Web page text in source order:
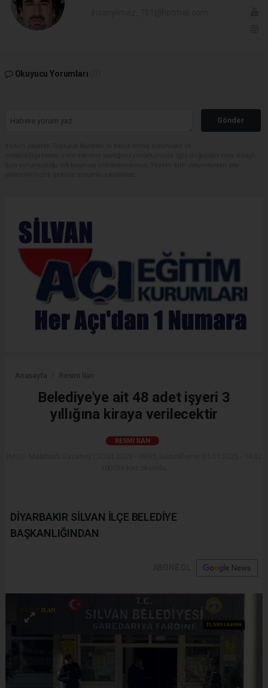
Okuyucu Yorumları
Gönder
Anasayfa Resmi İlan
Belediye'ye ait 48 adet işyeri 3
yıllığına kiraya verilecektir
RESMI İLAN
DİYARBAKIR SİLVAN İLÇE BELEDİYE
BAŞKANLIĞINDAN